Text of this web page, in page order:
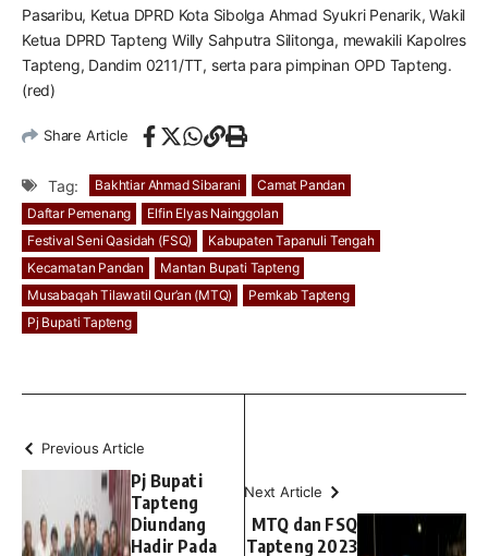
Pasaribu, Ketua DPRD Kota Sibolga Ahmad Syukri Penarik, Wakil
Ketua DPRD Tapteng Willy Sahputra Silitonga, mewakili Kapolres
Tapteng, Dandim 0211/TT, serta para pimpinan OPD Tapteng.
(red)
Share Article
Tag: Bakhtiar Ahmad Sibarani
Camat Pandan
Daftar Pemenang
Elfin Elyas Nainggolan
Festival Seni Qasidah (FSQ)
Kabupaten Tapanuli Tengah
Kecamatan Pandan
Mantan Bupati Tapteng
Musabaqah Tilawatil Qur’an (MTQ)
Pemkab Tapteng
Pj Bupati Tapteng
Previous Article
Pj Bupati
Tapteng
Diundang
Hadir Pada
Next Article
MTQ dan FSQ
Tapteng 2023